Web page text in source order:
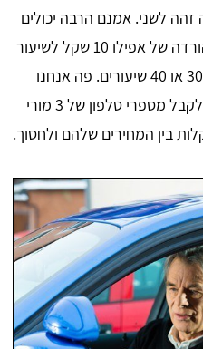
לשני. אמנם הרבה יכולים
להיות דומים, אבל לא בהכרח, והורדה של אפילו 10 שקל לשיעור
יחסוך הרבה מאוד כשמדובר על 30 או 40 שיעורים. פה אנחנו
נכנסים לתמונה. בעזרתנו תוכלו לקבל מספרי טלפון של 3 מורי
בין המחירים שלהם ולחסוך.